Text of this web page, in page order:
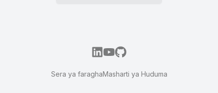
Sera ya faraghaMasharti ya Huduma